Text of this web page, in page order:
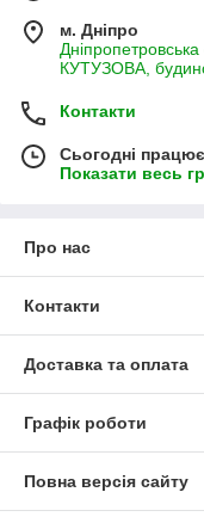
м. Дніпро
КУТУЗОВА,
Контакти
Сьогодні
Показати весь
Про нас
Контакти
Доставка та оплата
Графік роботи
Повна версія сайту